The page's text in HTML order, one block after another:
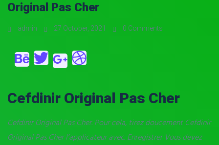
Original Pas Cher
admin 27 October, 2021 0 Comments
Cefdinir Original Pas Cher
Cefdinir Original Pas Cher. Pour cela, tirez doucement Cefdinir
Original Pas Cher l’applicateur avec. Enregistrer Vous devez